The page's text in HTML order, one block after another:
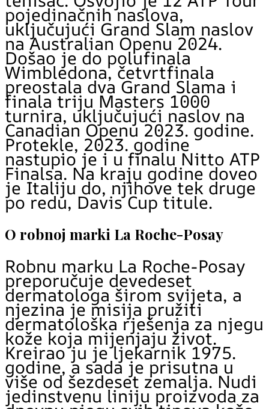
pojedinačnih naslova,
uključujući Grand Slam naslov
na Australian Openu 2024.
Došao je do polufinala
Wimbledona, četvrtfinala
preostala dva Grand Slama i
finala triju Masters 1000
turnira, uključujući naslov na
Canadian Openu 2023. godine.
Protekle, 2023. godine
nastupio je i u finalu Nitto ATP
Finalsa. Na kraju godine doveo
je Italiju do, njihove tek druge
po redu, Davis Cup titule.
O robnoj marki La Roche-Posay
Robnu marku La Roche-Posay
preporučuje devedeset
dermatologa širom svijeta, a
njezina je misija pružiti
dermatološka rješenja za njegu
kože koja mijenjaju život.
Kreirao ju je ljekarnik 1975.
godine, a sada je prisutna u
više od šezdeset zemalja. Nudi
jedinstvenu liniju proizvoda za